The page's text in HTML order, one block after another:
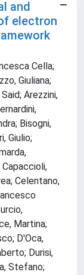
and
electron
Cella;
Giuliana;
Arezzini,
Bisogni,
Giulio;
Celentano,
Martina;
D'Oca,
Durisi,
Stefano;